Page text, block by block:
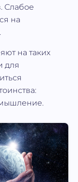
Слабое
на
на таких
для
мышление.